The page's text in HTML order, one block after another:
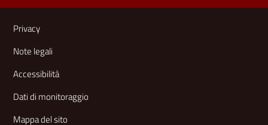
Link e informazioni utili
Privacy
Note legali
Accessibilità
Dati di monitoraggio
Mappa del sito